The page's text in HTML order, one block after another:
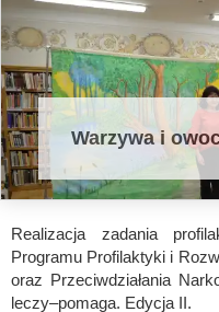
Warzywa i
Realizacja zadania
Programu Profilaktyki i
oraz Przeciwdziałania
leczy–pomaga. Edycja II.